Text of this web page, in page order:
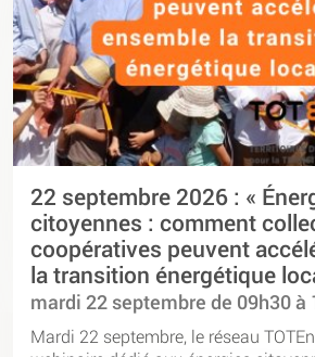
22 septembre 2026 : «
citoyennes : comment
coopératives peuvent
la transition énergétique
mardi 22 septembre de 09h30 à
Mardi 22 septembre, le réseau